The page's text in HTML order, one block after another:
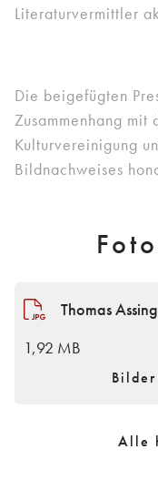
Literaturvermittler
Die beigefügten
Zusammenhang mit
Kulturvereinigung
Bildnachweises
Thomas
1,92 MB
Alle